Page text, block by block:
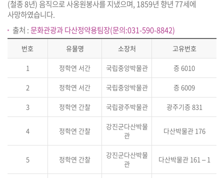
(철종 8년) 음직으로 사옹원봉사를 지냈으며, 1859년 향년 77세에
사망하였습니다.
출처 :문화관광과 다산정약용팀장(문의:031-590-8842)
번호 유물명 소장처 고유번호
1 정학연 서간 국립중앙박물관 증 6010
2 정학연 서간 국립중앙박물관 증 6009
3 정학연 간찰 국립광주박물관 광주기증 831
4 정학연 간찰
강진군다산박물
관
다산박물관 176
5 정학연 간찰
강진군다산박물
관
다산박물관 161 – 1